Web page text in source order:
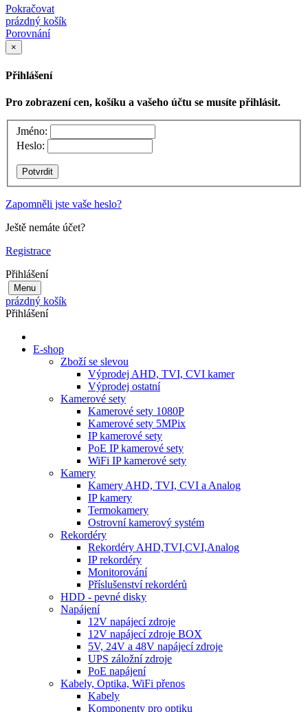
Pokračovat
prázdný košík
Porovnání
×
Přihlášení
Pro zobrazení cen, košíku a vašeho účtu se musíte přihlásit.
Jméno:
Heslo:
Zapomněli jste vaše heslo?
Ještě nemáte účet?
Registrace
Přihlášení
Menu
prázdný košík
Přihlášení
E-shop
Zboží se slevou
Výprodej AHD, TVI, CVI kamer
Výprodej ostatní
Kamerové sety
Kamerové sety 1080P
Kamerové sety 5MPix
IP kamerové sety
PoE IP kamerové sety
WiFi IP kamerové sety
Kamery
Kamery AHD, TVI, CVI a Analog
IP kamery
Termokamery
Ostrovní kamerový systém
Rekordéry
Rekordéry AHD,TVI,CVI,Analog
IP rekordéry
Monitorování
Příslušenství rekordérů
HDD - pevné disky
Napájení
12V napájecí zdroje
12V napájecí zdroje BOX
5V, 24V a 48V napájecí zdroje
UPS záložní zdroje
PoE napájení
Kabely, Optika, WiFi přenos
Kabely
Komponenty pro optiku